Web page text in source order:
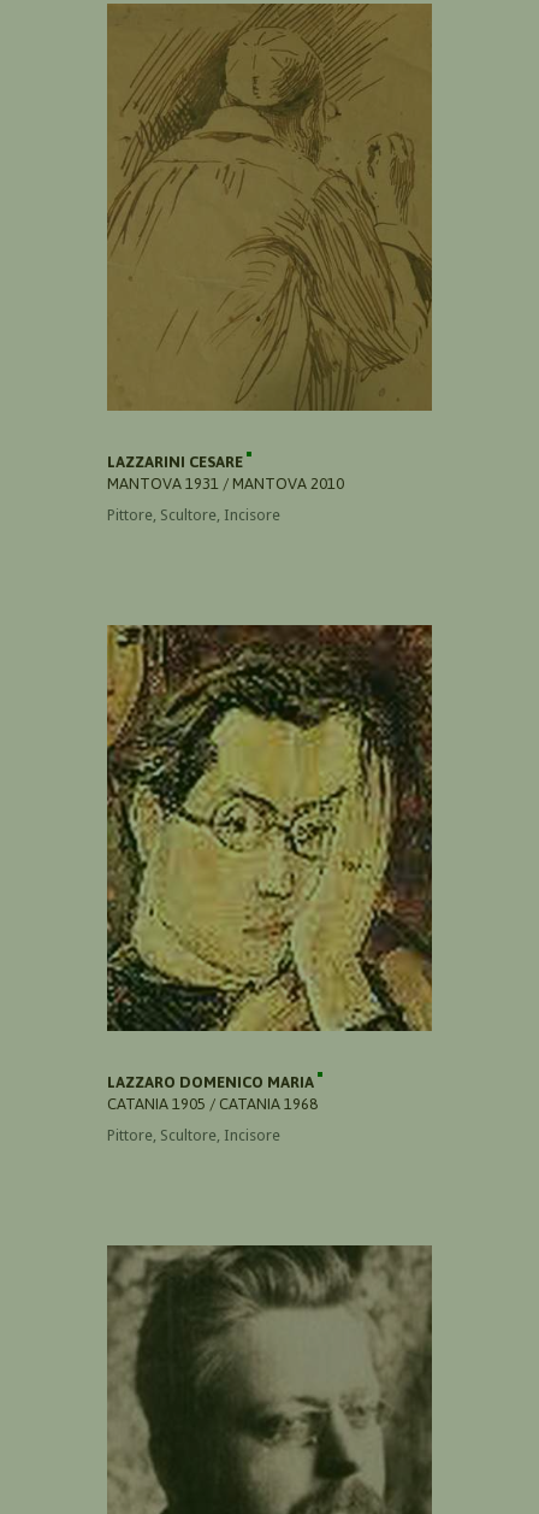
LAZZARINI CESARE
MANTOVA 1931 / MANTOVA 2010
Pittore, Scultore, Incisore
LAZZARO DOMENICO MARIA
CATANIA 1905 / CATANIA 1968
Pittore, Scultore, Incisore